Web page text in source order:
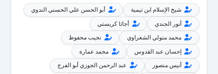
شيخ الإسلام ابن تيمية
أبو الحسن علي الحسني الندوي
أنور الجندي
أجاثا كريستي
محمد متولي الشعراوي
نجيب محفوظ
إحسان عبد القدوس
محمد عمارة
أنيس منصور
عبد الرحمن الجوزي أبو الفرج